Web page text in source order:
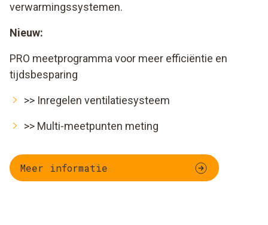
verwarmingssystemen.
Nieuw:
PRO meetprogramma voor meer efficiëntie en
tijdsbesparing
>> Inregelen ventilatiesysteem
>> Multi-meetpunten meting
Meer informatie